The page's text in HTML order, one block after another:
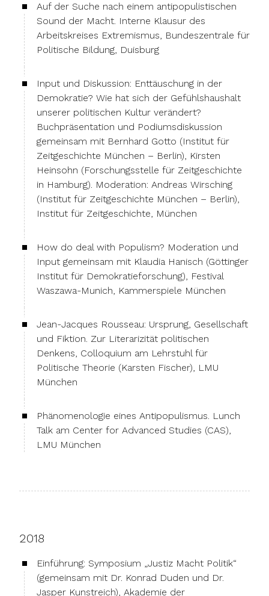
Auf der Suche nach einem antipopulistischen
Sound der Macht. Interne Klausur des
Arbeitskreises Extremismus, Bundeszentrale für
Politische Bildung, Duisburg
Input und Diskussion: Enttäuschung in der
Demokratie? Wie hat sich der Gefühlshaushalt
unserer politischen Kultur verändert?
Buchpräsentation und Podiumsdiskussion
gemeinsam mit Bernhard Gotto (Institut für
Zeitgeschichte München – Berlin), Kirsten
Heinsohn (Forschungsstelle für Zeitgeschichte
in Hamburg). Moderation: Andreas Wirsching
(Institut für Zeitgeschichte München – Berlin),
Institut für Zeitgeschichte, München
How do deal with Populism? Moderation und
Input gemeinsam mit Klaudia Hanisch (Göttinger
Institut für Demokratieforschung), Festival
Waszawa-Munich, Kammerspiele München
Jean-Jacques Rousseau: Ursprung, Gesellschaft
und Fiktion. Zur Literarizität politischen
Denkens, Colloquium am Lehrstuhl für
Politische Theorie (Karsten Fischer), LMU
München
Phänomenologie eines Antipopulismus. Lunch
Talk am Center for Advanced Studies (CAS),
LMU München
2018
Einführung: Symposium „Justiz Macht Politik“
(gemeinsam mit Dr. Konrad Duden und Dr.
Jasper Kunstreich), Akademie der